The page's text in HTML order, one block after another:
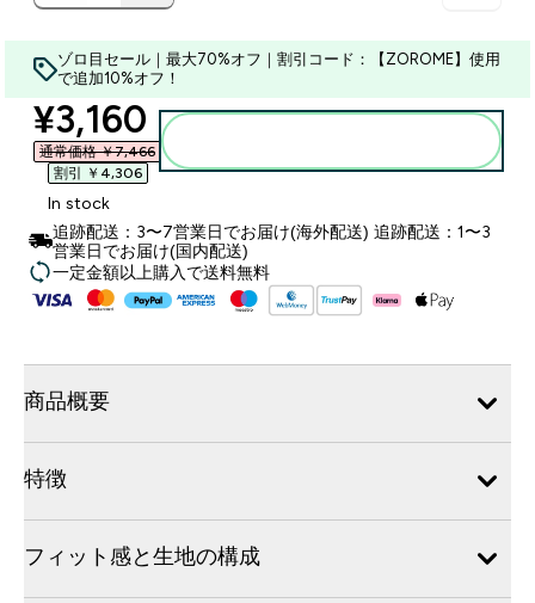
ゾロ目セール｜最大70%オフ｜割引コード：【ZOROME】使用
で追加10%オフ！
discounted price
¥3,160‎
通常価格 ￥7,466‎
割引 ￥4,306‎
In stock
追跡配送：3〜7営業日でお届け(海外配送) 追跡配送：1〜3
営業日でお届け(国内配送)
一定金額以上購入で送料無料
商品概要
特徴
フィット感と生地の構成